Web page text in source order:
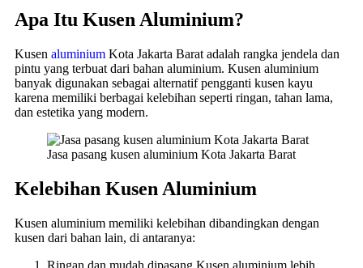
Apa Itu Kusen Aluminium?
Kusen aluminium Kota Jakarta Barat adalah rangka jendela dan
pintu yang terbuat dari bahan aluminium. Kusen aluminium
banyak digunakan sebagai alternatif pengganti kusen kayu
karena memiliki berbagai kelebihan seperti ringan, tahan lama,
dan estetika yang modern.
Jasa pasang kusen aluminium Kota Jakarta Barat
Kelebihan Kusen Aluminium
Kusen aluminium memiliki kelebihan dibandingkan dengan
kusen dari bahan lain, di antaranya:
Ringan dan mudah dipasang Kusen aluminium lebih